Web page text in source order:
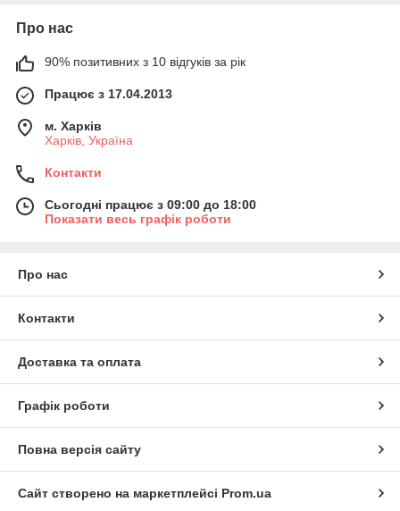
Про нас
90% позитивних з 10 відгуків за рік
Працює з 17.04.2013
м. Харків
Харків, Україна
Контакти
Сьогодні працює з 09:00 до 18:00
Показати весь графік роботи
Про нас
Контакти
Доставка та оплата
Графік роботи
Повна версія сайту
Сайт створено на маркетплейсі Prom.ua